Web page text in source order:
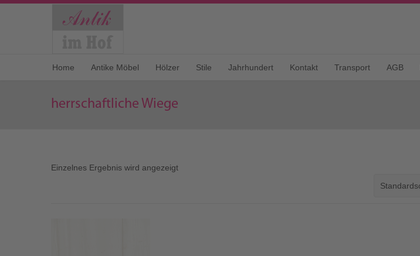
Home Antike Möbel Hölzer Stile Jahrhundert Kontakt Transport AGB
herrschaftliche Wiege
Einzelnes Ergebnis wird angezeigt